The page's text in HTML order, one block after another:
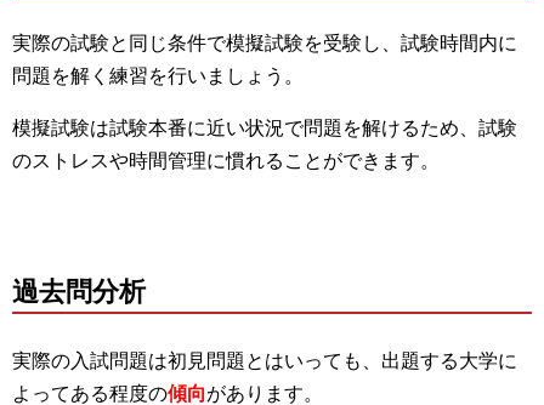
実際の試験と同じ条件で模擬試験を受験し、試験時間内に
問題を解く練習を行いましょう。
模擬試験は試験本番に近い状況で問題を解けるため、試験
のストレスや時間管理に慣れることができます。
過去問分析
実際の入試問題は初見問題とはいっても、出題する大学に
よってある程度の傾向があります。